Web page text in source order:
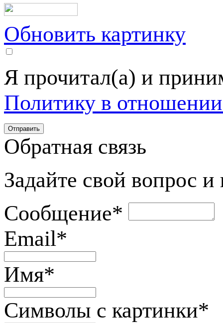
Обновить картинку
Я прочитал(а) и
Политику в
Обратная связь
Задайте свой вопрос
Сообщение*
Email*
Имя*
Символы с картинки*